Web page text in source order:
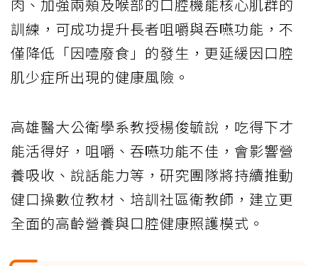
肉、加強兩頰及喉部的口腔機能核心肌群的
訓練，可成功提升長者咀嚼與吞嚥功能，不
僅降低「因噎廢食」的發生，更延緩因口腔
肌少症所出現的健康風險。
高雄醫大公衛學系教授楊俊毓說，吃得下才
能活得好，咀嚼、吞嚥功能不佳，會影響營
養吸收、說話能力等，研究團隊將持續推動
健口操數位教材、培訓社區衛教師，建立更
全面的高齡營養與口腔健康照護模式。